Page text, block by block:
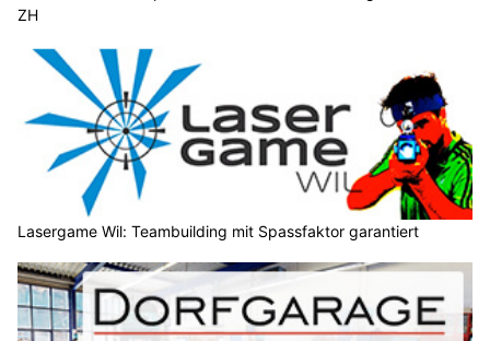
ZH
Lasergame Wil: Teambuilding mit Spassfaktor garantiert